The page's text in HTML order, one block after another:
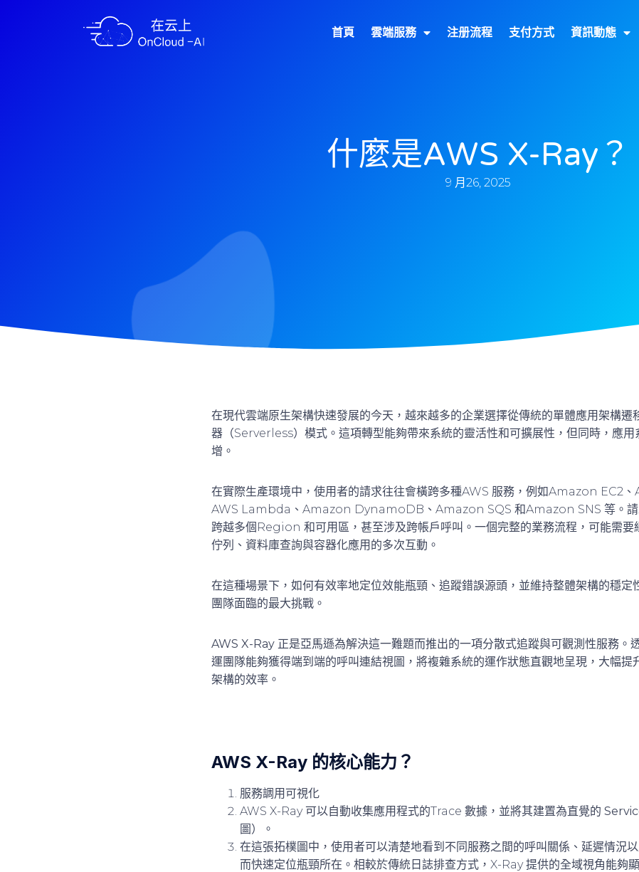
首頁 雲端服務 注册流程 支付方式 資訊動態
什麼是AWS X-Ray？
9 月26, 2025
在現代雲端原生架構快速發展的今天，越來越多的企業選擇從傳統的單體應用架構遷
器（Serverless）模式。這項轉型能夠帶來系統的靈活性和可擴展性，但同時，應用
增。
在實際生產環境中，使用者的請求往往會橫跨多種AWS 服務，例如Amazon EC2
AWS Lambda、Amazon DynamoDB、Amazon SQS 和Amazon SNS 等。請
跨越多個Region 和可用區，甚至涉及跨帳戶呼叫。一個完整的業務流程，可能需要
佇列、資料庫查詢與容器化應用的多次互動。
在這種場景下，如何有效率地定位效能瓶頸、追蹤錯誤源頭，並維持整體架構的穩定
團隊面臨的最大挑戰。
AWS X-Ray 正是亞馬遜為解決這一難題而推出的一項分散式追蹤與可觀測性服務。
運團隊能夠獲得端到端的呼叫連結視圖，將複雜系統的運作狀態直觀地呈現，大幅提
架構的效率。
AWS X-Ray 的核心能力？
服務調用可視化
AWS X-Ray 可以自動收集應用程式的Trace 數據，並將其建置為直覺的
圖）
。
在這張拓樸圖中，使用者可以清楚地看到不同服務之間的呼叫關係、延遲情況
而快速定位瓶頸所在。相較於傳統日誌排查方式，X-Ray 提供的全域視角能夠